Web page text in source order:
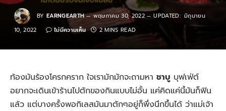
BY EARNGEARTH พฤษภาคม 30, 2022 UPDATED: มิถุนายน
10, 2022
ไม่มีความเห็น 2 MINS READ
ท้องมันร้องโครกคราก ใจเรามักมักจะถามหา ชาบู บุฟเฟ่ต์
อยากจะเดินเข้าร้านไปตักของกินแบบไม่อั้น แค่คิดแค่นี้มันก็ฟิน
แล้ว แต่บางครั้งพอกิเลสมันมาตักๆอยู่ก็พึ่งนึกขึ้นได้ ว่าแม่เจ้า